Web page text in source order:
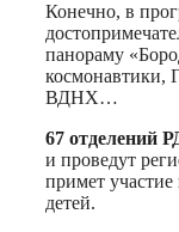
Конечно, в
панораму
космонавтики,
ВДНХ…
67 отделений
и проведут
примет
детей.